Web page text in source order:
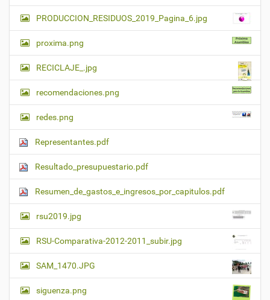
PRODUCCION_RESIDUOS_2019_Pagina_6.jpg
proxima.png
RECICLAJE_.jpg
recomendaciones.png
redes.png
Representantes.pdf
Resultado_presupuestario.pdf
Resumen_de_gastos_e_ingresos_por_capitulos.pdf
rsu2019.jpg
RSU-Comparativa-2012-2011_subir.jpg
SAM_1470.JPG
siguenza.png